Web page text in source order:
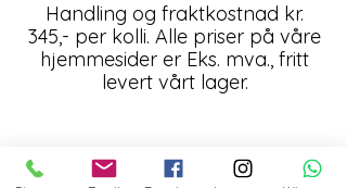
and
more elastic than polyester.
Handling og fraktkostnad kr.
345,- per kolli. Alle priser på våre
hjemmesider er Eks. mva., fritt
levert vårt lager.